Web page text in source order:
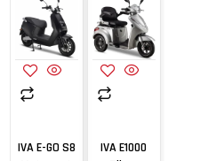
IVA E-GO S8
IVA E1000